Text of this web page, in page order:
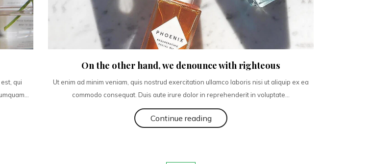
qui
On the other hand, we denounce with righteous
Ut enim ad minim veniam, quis nostrud exercitation ullamco laboris nisi ut aliquip ex ea
commodo consequat. Duis aute irure dolor in reprehenderit in voluptate...
Continue reading